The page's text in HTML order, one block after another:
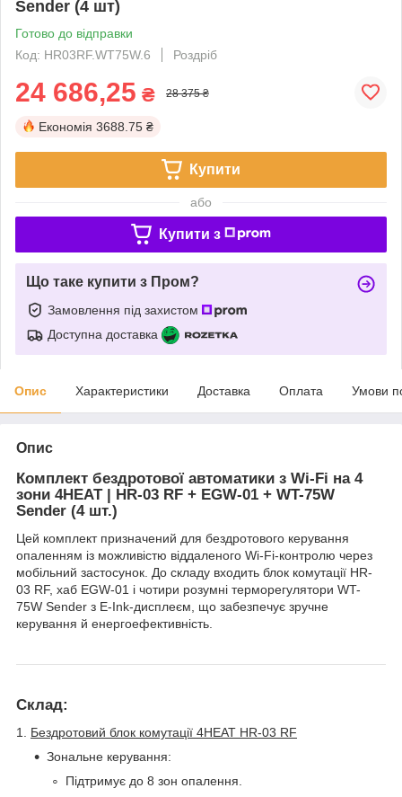
Sender (4 шт)
Готово до відправки
Код: HR03RF.WT75W.6
Роздріб
24 686,25 ₴ 28 375 ₴
Економія 3688.75 ₴
Купити
або
Купити з
Що таке купити з Пром?
Замовлення під захистом
Доступна доставка
Опис Характеристики Доставка Оплата Умови
Опис
Комплект бездротової автоматики з Wi-Fi на 4
зони 4HEAT | HR-03 RF + EGW-01 + WT-75W
Sender (4 шт.)
Цей комплект призначений для бездротового керування
опаленням із можливістю віддаленого Wi-Fi-контролю через
мобільний застосунок. До складу входить блок комутації HR-
03 RF, хаб EGW-01 і чотири розумні терморегулятори WT-
75W Sender з E-Ink-дисплеєм, що забезпечує зручне
керування й енергоефективність.
Склад:
1. Бездротовий блок комутації 4HEAT HR-03 RF
Зональне керування:
Підтримує до 8 зон опалення.